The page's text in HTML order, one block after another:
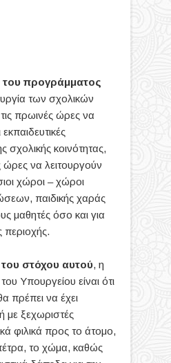
του προγράμματος
των σχολικών
πρωινές ώρες να
σχολικής κοινότητας,
ώρες να λειτουργούν
χώροι – χώροι
παιδικής χαράς
μαθητές όσο και για
περιοχής.
του στόχου αυτού, η
Υπουργείου είναι ότι
πρέπει να έχει
με ξεχωριστές
φιλικά προς το άτομο,
το χώμα, καθώς